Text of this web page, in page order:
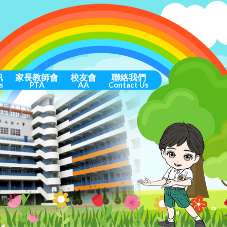
家長教師會
PTA
校友會
AA
聯絡我們
Contact Us